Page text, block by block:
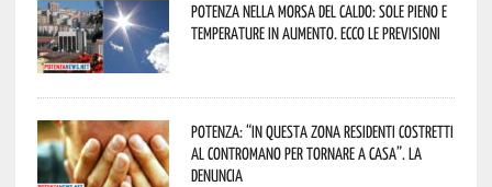
Potenza nella morsa del caldo: sole pieno e
temperature in aumento. Ecco le previsioni
Potenza: “In questa zona residenti costretti
al contromano per tornare a casa”. La
denuncia